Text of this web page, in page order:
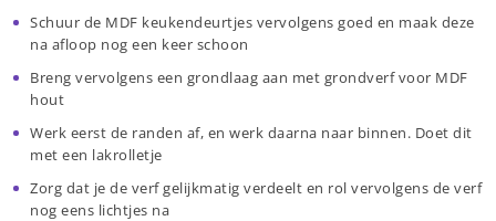
Schuur de MDF keukendeurtjes vervolgens goed en maak deze
na afloop nog een keer schoon
Breng vervolgens een grondlaag aan met grondverf voor MDF
hout
Werk eerst de randen af, en werk daarna naar binnen. Doet dit
met een lakrolletje
Zorg dat je de verf gelijkmatig verdeelt en rol vervolgens de verf
nog eens lichtjes na